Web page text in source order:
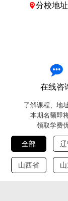
分校地
根据
在线咨
了解课程、地
本期名额即
领取学费
全部
山西省